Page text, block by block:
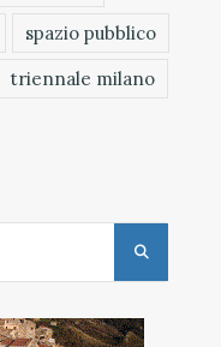
spazio pubblico
triennale milano